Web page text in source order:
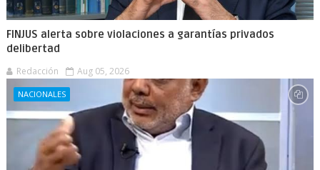
FINJUS alerta sobre violaciones a garantías privados
delibertad
Redacción Aug 05, 2026
NACIONALES